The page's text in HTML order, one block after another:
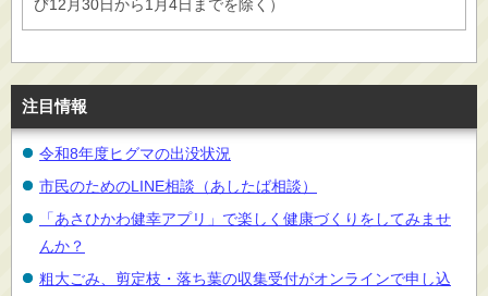
び12月30日から1月4日までを除く）
注目情報
令和8年度ヒグマの出没状況
市民のためのLINE相談（あしたば相談）
「あさひかわ健幸アプリ」で楽しく健康づくりをしてみませ
んか？
粗大ごみ、剪定枝・落ち葉の収集受付がオンラインで申し込